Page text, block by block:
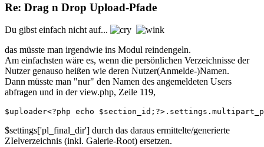
Re: Drag n Drop Upload-Pfade
Du gibst einfach nicht auf...
das müsste man irgendwie ins Modul reindengeln.
Am einfachsten wäre es, wenn die persönlichen Verzeichnisse der
Nutzer genauso heißen wie deren Nutzer(Anmelde-)Namen.
Dann müsste man "nur" den Namen des angemeldeten Users
abfragen und in der view.php, Zeile 119,
$uploader<?php echo
$settings['pl_final_dir'] durch das daraus ermittelte/generierte
ZIelverzeichnis (inkl. Galerie-Root) ersetzen.